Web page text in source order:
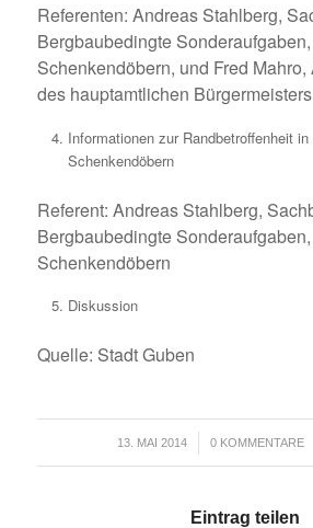
Referenten: Andreas Stahlberg,
Bergbaubedingte
Schenkendöbern, und Fred
des hauptamtlichen Bürgermeisters
Informationen zur Randbetroffenheit
Schenkendöbern
Referent: Andreas Stahlberg,
Bergbaubedingte
Schenkendöbern
Diskussion
Quelle: Stadt Guben
13. MAI 2014
/ 0 KOMMENTARE
/
Eintrag teilen